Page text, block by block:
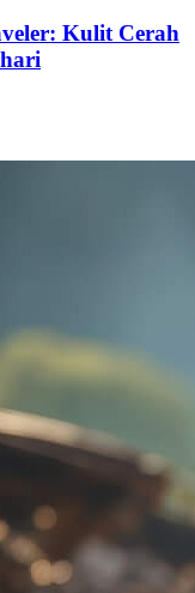
Kulit Cerah